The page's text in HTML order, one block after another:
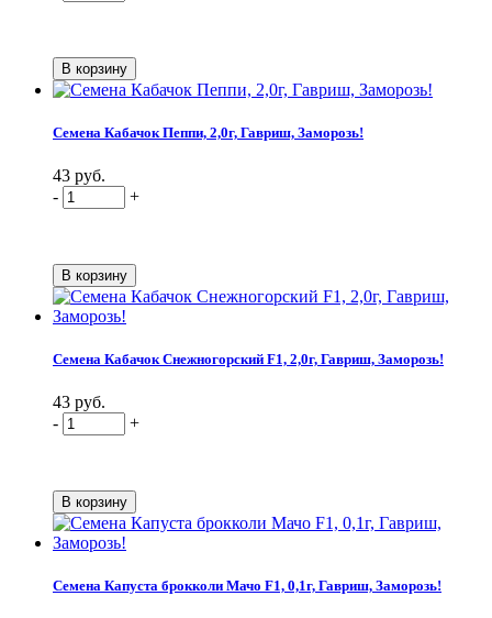
Семена Кабачок Пеппи, 2,0г, Гавриш, Заморозь!
43 руб.
-
+
Семена Кабачок Снежногорский F1, 2,0г, Гавриш, Заморозь!
43 руб.
-
+
Семена Капуста брокколи Мачо F1, 0,1г, Гавриш, Заморозь!